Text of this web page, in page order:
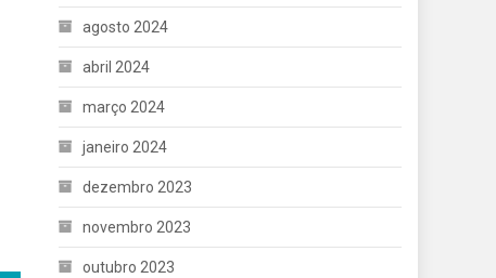
agosto 2024
abril 2024
março 2024
janeiro 2024
dezembro 2023
novembro 2023
outubro 2023